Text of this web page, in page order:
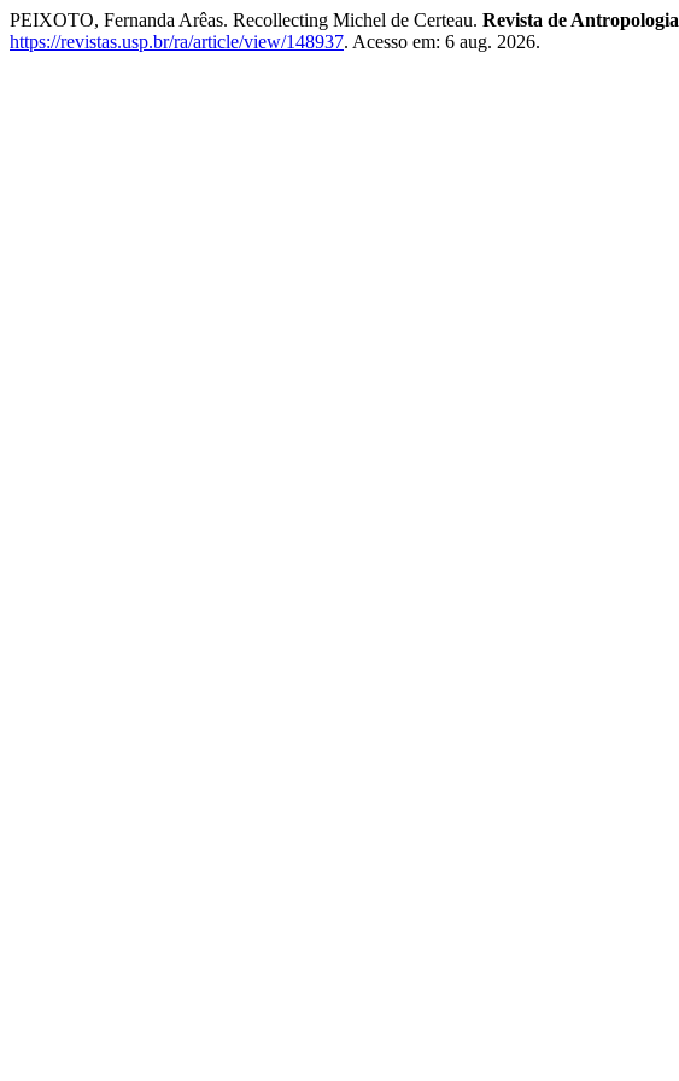
PEIXOTO, Fernanda Arêas. Recollecting Michel de Certeau. Revista de Antropologia
https://revistas.usp.br/ra/article/view/148937. Acesso em: 6 aug. 2026.